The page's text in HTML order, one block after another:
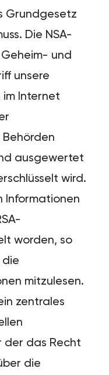
Grundgesetz
Die NSA-
und
unsere
im Internet
Behörden
ausgewertet
wird.
Informationen
worden, so
die
mitzulesen.
zentrales
der das Recht
die